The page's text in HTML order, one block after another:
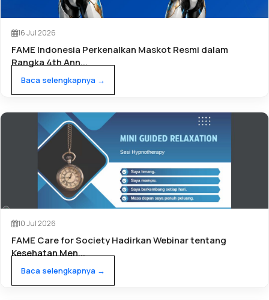
16 Jul 2026
FAME Indonesia Perkenalkan Maskot Resmi dalam
Rangka 4th Ann...
Baca selengkapnya →
10 Jul 2026
FAME Care for Society Hadirkan Webinar tentang
Kesehatan Men...
Baca selengkapnya →